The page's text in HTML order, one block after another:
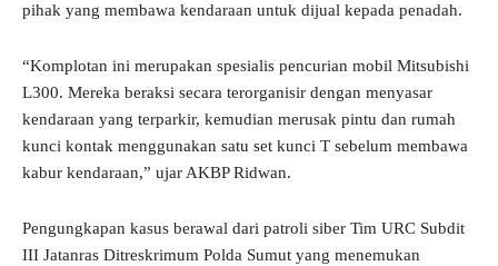
pihak yang membawa kendaraan untuk dijual kepada penadah.
“Komplotan ini merupakan spesialis pencurian mobil Mitsubishi
L300. Mereka beraksi secara terorganisir dengan menyasar
kendaraan yang terparkir, kemudian merusak pintu dan rumah
kunci kontak menggunakan satu set kunci T sebelum membawa
kabur kendaraan,” ujar AKBP Ridwan.
Pengungkapan kasus berawal dari patroli siber Tim URC Subdit
III Jatanras Ditreskrimum Polda Sumut yang menemukan